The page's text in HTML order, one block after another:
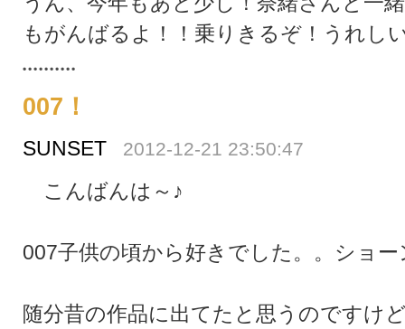
もがんばるよ！！乗りきるぞ！うれし
007！
SUNSET 2012-12-21 23:50:47
こんばんは～♪
007子供の頃から好きでした。。ショ
随分昔の作品に出てたと思うのですけ